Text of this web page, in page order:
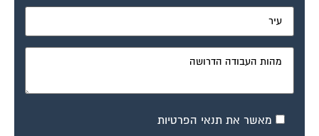
מאשר את תנאי הפרטיות